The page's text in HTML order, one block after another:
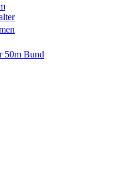
50m Bund